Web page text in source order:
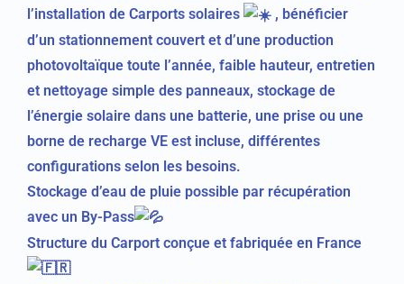
l’installation de Carports solaires
, bénéficier
d’un stationnement couvert et d’une production
photovoltaïque toute l’année, faible hauteur, entretien
et nettoyage simple des panneaux, stockage de
l’énergie solaire dans une batterie, une prise ou une
borne de recharge VE est incluse, différentes
configurations selon les besoins.
Stockage d’eau de pluie possible par récupération
avec un By-Pass
Structure du Carport conçue et fabriquée en France